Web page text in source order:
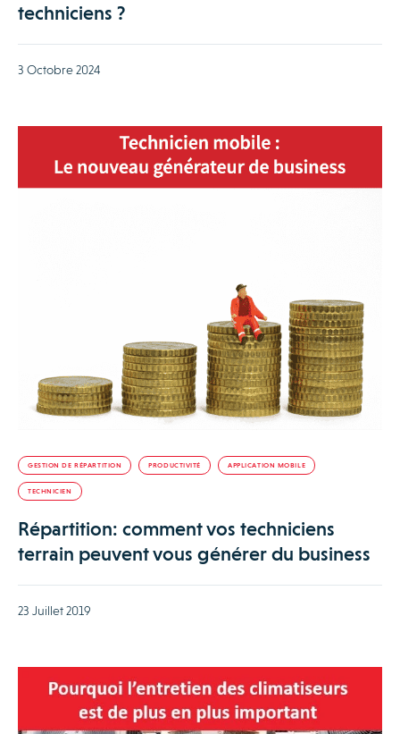
techniciens ?
3 Octobre 2024
GESTION DE RÉPARTITION PRODUCTIVITÉ APPLICATION MOBILE
TECHNICIEN
Répartition: comment vos techniciens
terrain peuvent vous générer du business
23 Juillet 2019